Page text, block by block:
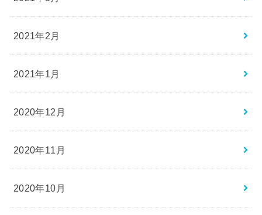
2021年2月
2021年1月
2020年12月
2020年11月
2020年10月